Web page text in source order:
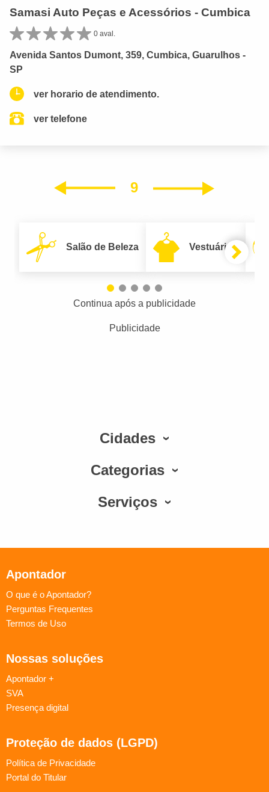
Samasi Auto Peças e Acessórios - Cumbica
0 aval.
Avenida Santos Dumont, 359, Cumbica, Guarulhos -
SP
ver horario de atendimento.
ver telefone
9
Salão de Beleza Vestuário
Continua após a publicidade
Publicidade
Cidades
Categorias
Serviços
Apontador
O que é o Apontador?
Perguntas Frequentes
Termos de Uso
Nossas soluções
Apontador +
SVA
Presença digital
Proteção de dados (LGPD)
Política de Privacidade
Portal do Titular